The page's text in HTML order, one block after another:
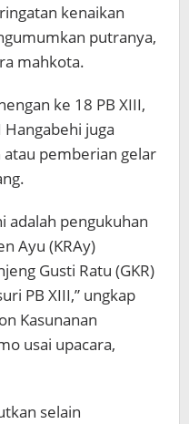
kenaikan
putranya,
mahkota.
ke 18 PB XIII,
juga
pemberian gelar
adalah pengukuhan
Ayu (KRAy)
Gusti Ratu (GKR)
PB XIII,” ungkap
Kasunanan
usai upacara,
selain